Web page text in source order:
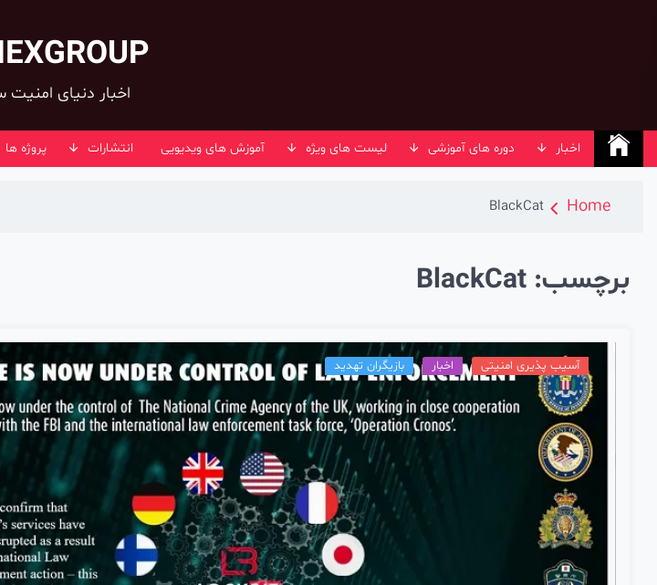
اخبار دنیای امنیت
اخبار دوره های آموزشی لیست های ویژه آموزش های ویدیویی انتشارات پروژه ها
Home
BlackCat
برچسب: BlackCat
آسیب پذیری امنیتی اخبار بازیگران تهدید